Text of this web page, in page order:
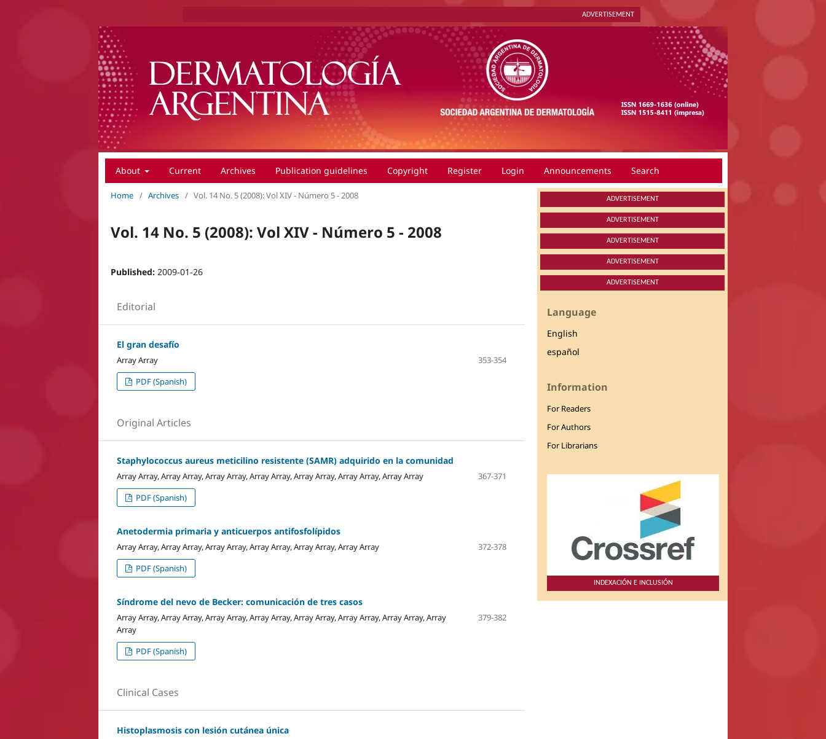
ADVERTISEMENT
About Current Archives Publication guidelines Copyright Register Login Announcements Search
Home / Archives / Vol. 14 No. 5 (2008): Vol XIV - Número 5 - 2008
Vol. 14 No. 5 (2008): Vol XIV - Número 5 - 2008
Published:2009-01-26
Editorial
El gran desafío
Array Array
353-354
PDF (Spanish)
Original Articles
Staphylococcus aureus meticilino resistente (SAMR) adquirido en la comunidad
Array Array, Array Array, Array Array, Array Array, Array Array, Array Array, Array Array
367-371
PDF (Spanish)
Anetodermia primaria y anticuerpos antifosfolípidos
Array Array, Array Array, Array Array, Array Array, Array Array, Array Array
372-378
PDF (Spanish)
Síndrome del nevo de Becker: comunicación de tres casos
Array Array, Array Array, Array Array, Array Array, Array Array, Array Array, Array Array, Array
Array
379-382
PDF (Spanish)
Clinical Cases
Histoplasmosis con lesión cutánea única
ADVERTISEMENT
ADVERTISEMENT
ADVERTISEMENT
ADVERTISEMENT
ADVERTISEMENT
Language
English
español
Information
For Readers
For Authors
For Librarians
INDEXACIÓN E INCLUSIÓN